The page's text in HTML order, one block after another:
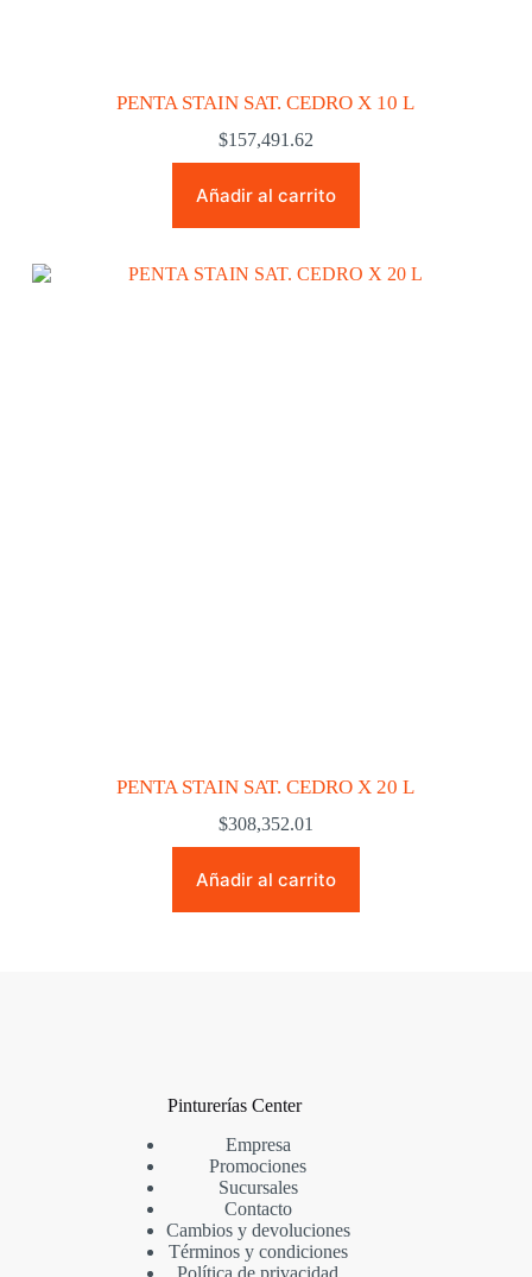
PENTA STAIN SAT. CEDRO X 10 L
$157,491.62
Añadir al carrito
PENTA STAIN SAT. CEDRO X 20 L
$308,352.01
Añadir al carrito
Pinturerías Center
Empresa
Promociones
Sucursales
Contacto
Cambios y devoluciones
Términos y condiciones
Política de privacidad